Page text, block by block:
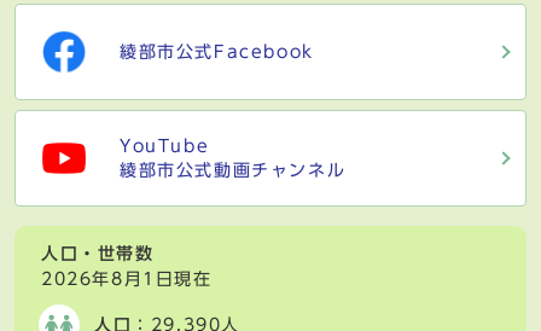
綾部市公式Facebook
YouTube
綾部市公式動画チャンネル
人口・世帯数
2026年8月1日現在
人口 ：29,390人